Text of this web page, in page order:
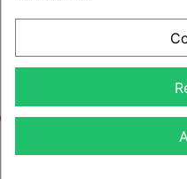
ETIQUETAS:
( Puedes pinchar en la etiqueta